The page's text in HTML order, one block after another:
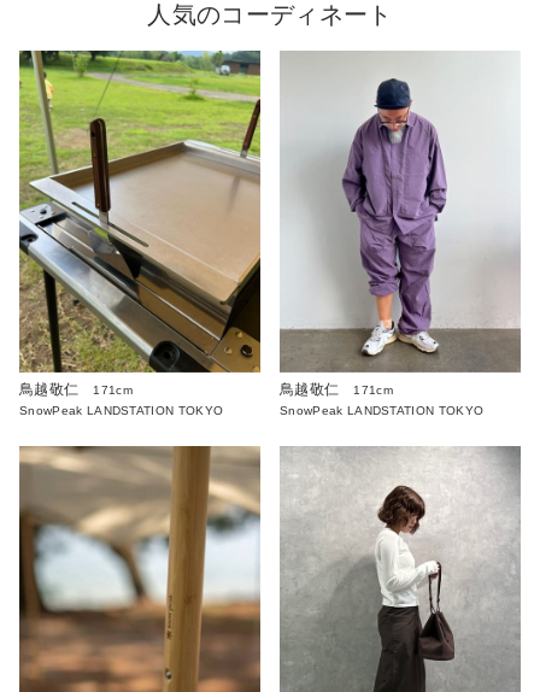
人気のコーディネート
鳥越敬仁
171cm
SnowPeak LANDSTATION TOKYO
鳥越敬仁
171cm
SnowPeak LANDSTATION TOKYO